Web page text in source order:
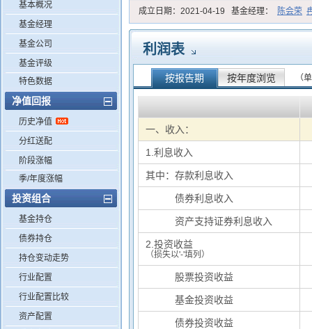
基本概况
基金经理
基金公司
基金评级
特色数据
净值回报
历史净值
分红送配
阶段涨幅
季/年度涨幅
投资组合
基金持仓
债券持仓
持仓变动走势
行业配置
行业配置比较
资产配置
成立日期： 2021-04-19 基金经理： 陈会荣
利润表
按报告期 按年度浏览 （
一、收入：
1.利息收入
其中：存款利息收入
债券利息收入
资产支持证券利息收入
2.投资收益
（损失以'-'填列）
股票投资收益
基金投资收益
债券投资收益